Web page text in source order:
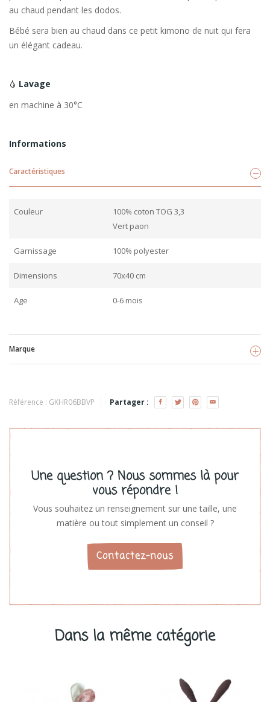
au chaud pendant les dodos.
Bébé sera bien au chaud dans ce petit kimono de nuit qui fera
un élégant cadeau.
Lavage
en machine à 30°C
Informations
Caractéristiques
Couleur
100% coton TOG 3,3
Vert paon
Garnissage 100% polyester
Dimensions 70x40 cm
Age 0-6 mois
Marque
Voir les produits
Référence : GKHR06BBVP Partager :
Une question ? Nous sommes là pour
vous répondre !
Vous souhaitez un renseignement sur une taille, une
matière ou tout simplement un conseil ?
Contactez-nous
Dans la même catégorie